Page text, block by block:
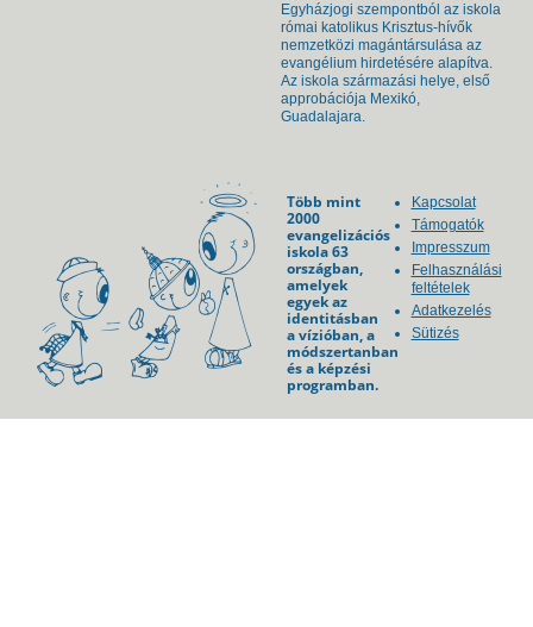
Egyházjogi szempontból az iskola
római katolikus Krisztus-hívők
nemzetközi magántársulása az
evangélium hirdetésére alapítva.
Az iskola származási helye, első
approbációja Mexikó,
Guadalajara.
Több mint
2000
evangelizációs
iskola 63
országban,
amelyek
egyek az
identitásban
a vízióban, a
módszertanban
és a képzési
programban.
Kapcsolat
Támogatók
Impresszum
Felhasználási
feltételek
Adatkezelés
Sütizés